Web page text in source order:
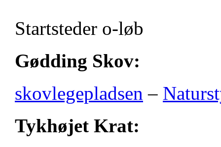
Startsteder o-løb
Gødding Skov:
skovlegepladsen –
Tykhøjet Krat: